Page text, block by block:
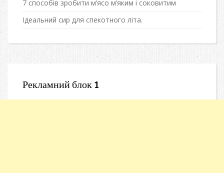
7 способів зробити м’ясо м’яким і соковитим
Ідеальний сир для спекотного літа.
Рекламний блок 1